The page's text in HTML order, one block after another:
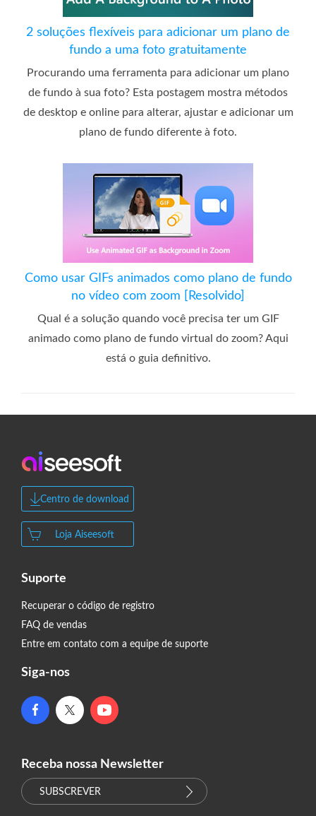
2 soluções flexíveis para adicionar um plano de
fundo a uma foto gratuitamente
Procurando uma ferramenta para adicionar um plano
de fundo à sua foto? Esta postagem mostra métodos
de desktop e online para alterar, ajustar e adicionar um
plano de fundo diferente à foto.
Como usar GIFs animados como plano de fundo
no vídeo com zoom [Resolvido]
Qual é a solução quando você precisa ter um GIF
animado como plano de fundo virtual do zoom? Aqui
está o guia definitivo.
Centro de download
Loja Aiseesoft
Suporte
Recuperar o código de registro
FAQ de vendas
Entre em contato com a equipe de suporte
Siga-nos
Receba nossa Newsletter
SUBSCREVER